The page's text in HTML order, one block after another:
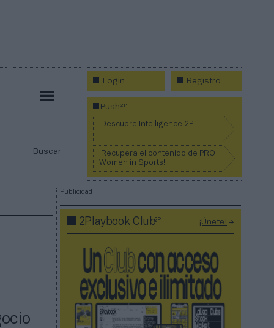
Buscar
Login Registro
Push2P
¡Descubre Intelligence 2P!
¡Recupera el contenido de PRO
Women in Sports!
Publicidad
2Playbook Club2P ¡Únete!